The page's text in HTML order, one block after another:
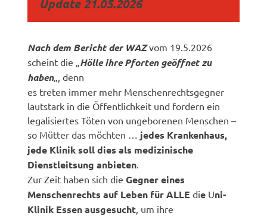
Update 21.05.2026
Nach dem Bericht der WAZ vom 19.5.2026
scheint die „ Hölle ihre Pforten geöffnet zu
haben„, denn
es treten immer mehr Menschenrechtsgegner
lautstark in die Öffentlichkeit und fordern ein
legalisiertes Töten von ungeborenen Menschen –
so Mütter das möchten … jedes Krankenhaus,
jede Klinik soll dies als medizinische
Dienstleitsung anbieten
Zur Zeit haben sich dieGegner eines
Menschenrechts auf Leben für ALLEdie Uni-
Klinik Essen ausgesucht , um ihre